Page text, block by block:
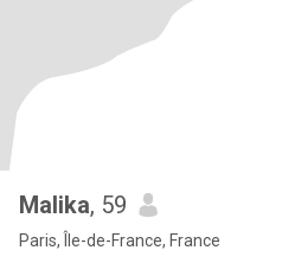
Malika, 59
Paris, Île-de-France, France